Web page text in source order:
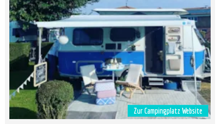
Zur Campingplatz Website